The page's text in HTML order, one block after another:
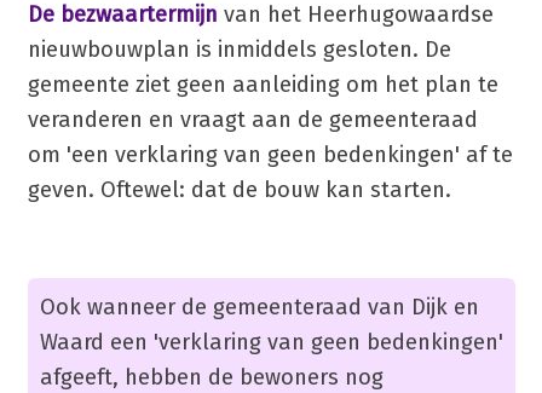
De bezwaartermijn van het Heerhugowaardse
nieuwbouwplan is inmiddels gesloten. De
gemeente ziet geen aanleiding om het plan te
veranderen en vraagt aan de gemeenteraad
om 'een verklaring van geen bedenkingen' af te
geven. Oftewel: dat de bouw kan starten.
Ook wanneer de gemeenteraad van Dijk en
Waard een 'verklaring van geen bedenkingen'
afgeeft, hebben de bewoners nog